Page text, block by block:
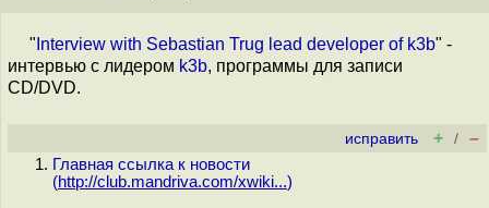
" Interview with Sebastian Trug lead developer of k3b" -
интервью с лидером k3b, программы для записи
CD/DVD.
исправить + / –
Главная ссылка к новости
(http://club.mandriva.com/xwiki...)